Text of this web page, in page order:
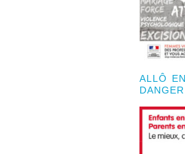
ALLÔ
DANGER